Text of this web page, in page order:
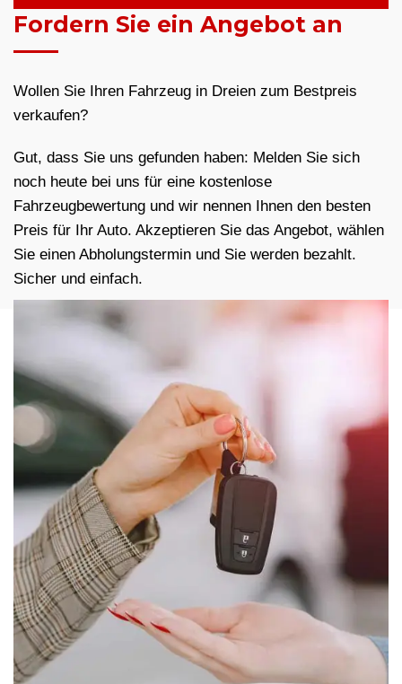
Fordern Sie ein Angebot an
Wollen Sie Ihren Fahrzeug in Dreien zum Bestpreis
verkaufen?
Gut, dass Sie uns gefunden haben: Melden Sie sich
noch heute bei uns für eine kostenlose
Fahrzeugbewertung und wir nennen Ihnen den besten
Preis für Ihr Auto. Akzeptieren Sie das Angebot, wählen
Sie einen Abholungstermin und Sie werden bezahlt.
Sicher und einfach.